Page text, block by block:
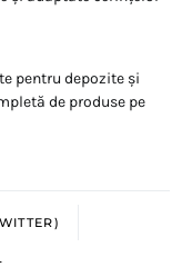
pentru depozite și
de produse pe